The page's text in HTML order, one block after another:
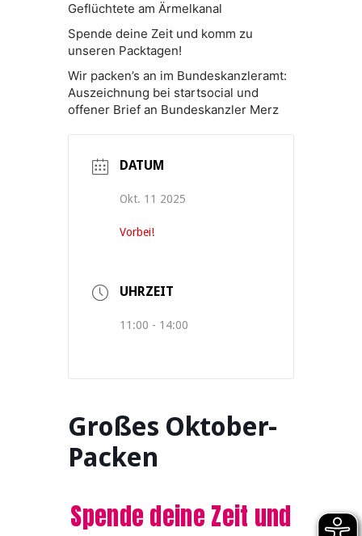
Geflüchtete am Ärmelkanal
Spende deine Zeit und komm zu
unseren Packtagen!
Wir packen’s an im Bundeskanzleramt:
Auszeichnung bei startsocial und
offener Brief an Bundeskanzler Merz
DATUM
Okt. 11 2025
Vorbei!
UHRZEIT
11:00 - 14:00
Großes Oktober-
Packen
Spende deine Zeit und